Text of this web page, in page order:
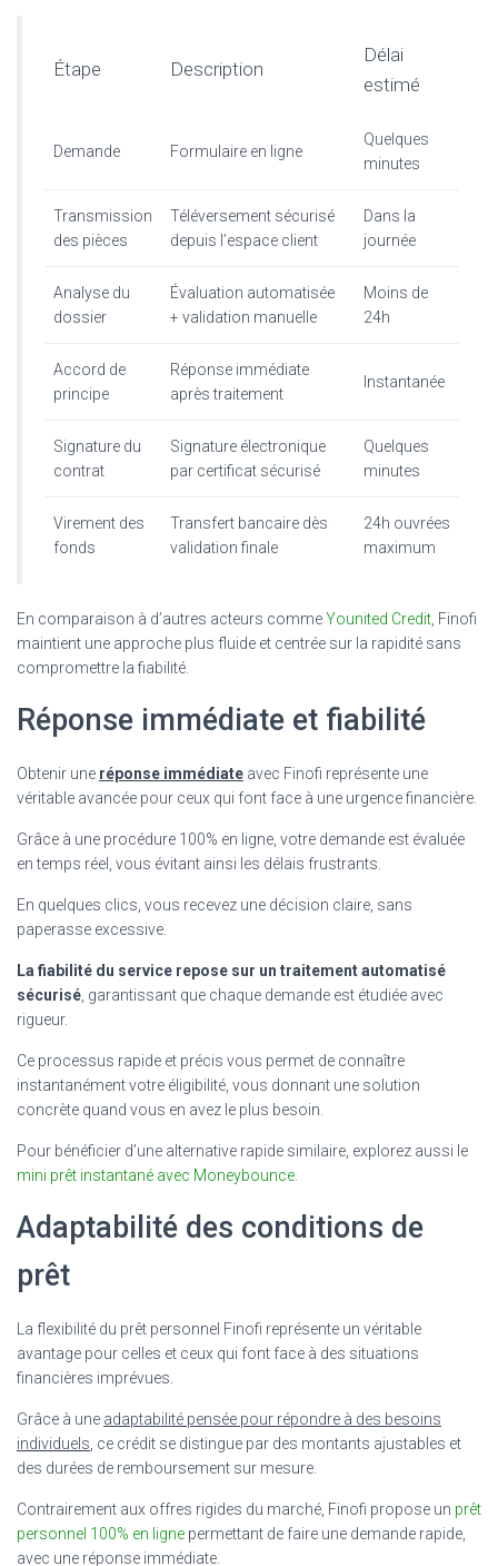
Étape Description
Délai
estimé
Demande Formulaire en ligne
Quelques
minutes
Transmission
des pièces
Téléversement sécurisé
depuis l’espace client
Dans la
journée
Analyse du
dossier
Évaluation automatisée
+ validation manuelle
Moins de
24h
Accord de
principe
Réponse immédiate
après traitement
Instantanée
Signature du
contrat
Signature électronique
par certificat sécurisé
Quelques
minutes
Virement des
fonds
Transfert bancaire dès
validation finale
24h ouvrées
maximum
En comparaison à d’autres acteurs commeYounited Credit , Finofi
maintient une approche plus fluide et centrée sur la rapidité sans
compromettre la fiabilité.
Réponse immédiate et fiabilité
Obtenir une réponse immédiate avec Finofi représente une
véritable avancée pour ceux qui font face à une urgence financière.
Grâce à une procédure 100% en ligne, votre demande est évaluée
en temps réel, vous évitant ainsi les délais frustrants.
En quelques clics, vous recevez une décision claire, sans
paperasse excessive.
La fiabilité du service repose sur un traitement automatisé
sécurisé , garantissant que chaque demande est étudiée avec
rigueur.
Ce processus rapide et précis vous permet de connaître
instantanément votre éligibilité, vous donnant une solution
concrète quand vous en avez le plus besoin.
Pour bénéficier d’une alternative rapide similaire, explorez aussi le
mini prêt instantané avec Moneybounce
Adaptabilité des conditions de
prêt
La flexibilité du prêt personnel Finofi représente un véritable
avantage pour celles et ceux qui font face à des situations
financières imprévues.
Grâce à une adaptabilité pensée pour répondre à des besoins
individuels , ce crédit se distingue par des montants ajustables et
des durées de remboursement sur mesure.
Contrairement aux offres rigides du marché, Finofi propose un prêt
personnel 100% en ligne permettant de faire une demande rapide,
avec une réponse immédiate.